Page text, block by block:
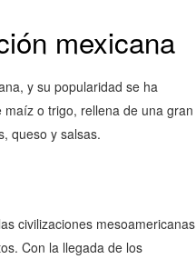
mexicana
y su popularidad se ha
o trigo, rellena de una gran
queso y salsas.
civilizaciones mesoamericanas
Con la llegada de los